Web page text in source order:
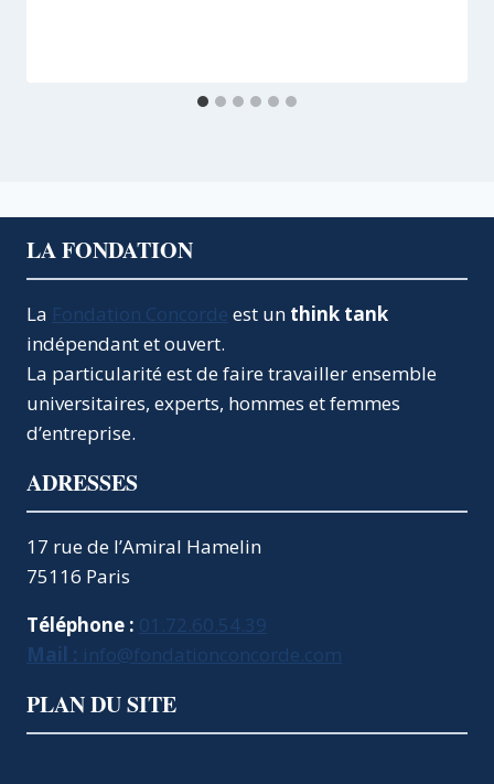
LA FONDATION
La Fondation Concorde est un think tank
indépendant et ouvert.
La particularité est de faire travailler ensemble
universitaires, experts, hommes et femmes
d’entreprise.
ADRESSES
17 rue de l’Amiral Hamelin
75116 Paris
Téléphone : 01.72.60.54.39
Mail : info@fondationconcorde.com
PLAN DU SITE